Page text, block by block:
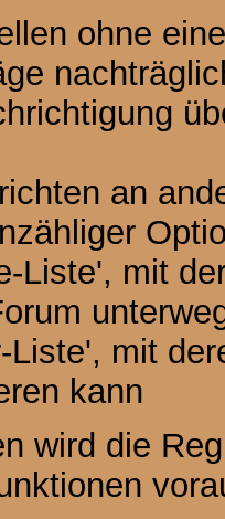
ohne
an
Liste', mit
Liste', mit
kann
wird die